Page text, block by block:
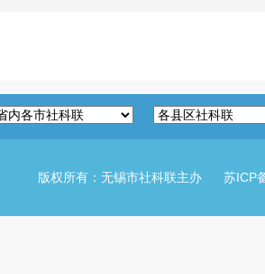
版权所有：无锡市社科联主办 苏ICP